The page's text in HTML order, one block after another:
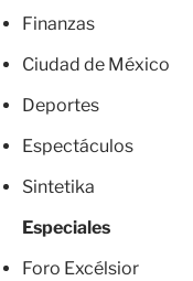
Finanzas
Ciudad de México
Deportes
Espectáculos
Sintetika
Especiales
Foro Excélsior